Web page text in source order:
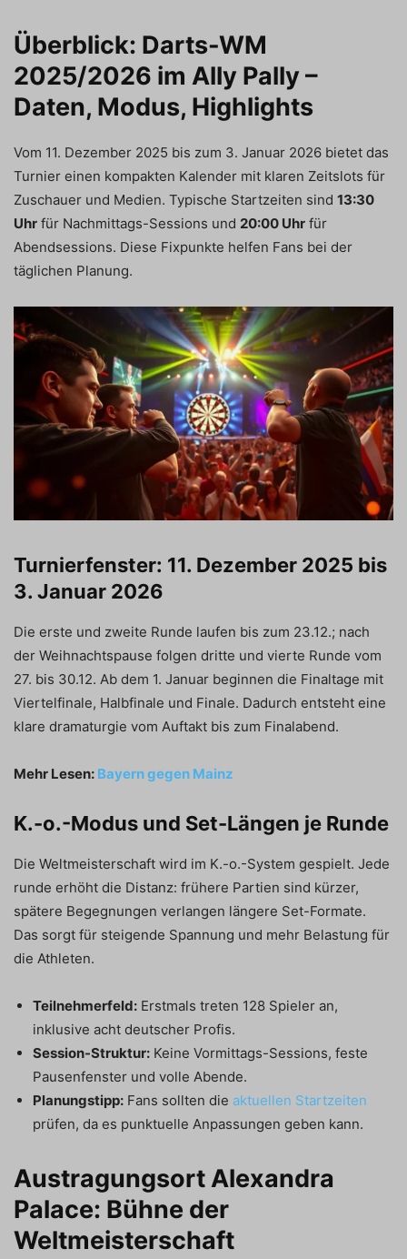
Überblick: Darts-WM
2025/2026 im Ally Pally –
Daten, Modus, Highlights
Vom 11. Dezember 2025 bis zum 3. Januar 2026 bietet das
Turnier einen kompakten Kalender mit klaren Zeitslots für
Zuschauer und Medien. Typische Startzeiten sind 13:30
Uhr für Nachmittags-Sessions und 20:00 Uhr für
Abendsessions. Diese Fixpunkte helfen Fans bei der
täglichen Planung.
Turnierfenster: 11. Dezember 2025 bis
3. Januar 2026
Die erste und zweite Runde laufen bis zum 23.12.; nach
der Weihnachtspause folgen dritte und vierte Runde vom
27. bis 30.12. Ab dem 1. Januar beginnen die Finaltage mit
Viertelfinale, Halbfinale und Finale. Dadurch entsteht eine
klare dramaturgie vom Auftakt bis zum Finalabend.
Mehr Lesen: Bayern gegen Mainz
K.-o.-Modus und Set-Längen je Runde
Die Weltmeisterschaft wird im K.-o.-System gespielt. Jede
runde erhöht die Distanz: frühere Partien sind kürzer,
spätere Begegnungen verlangen längere Set-Formate.
Das sorgt für steigende Spannung und mehr Belastung für
die Athleten.
Teilnehmerfeld: Erstmals treten 128 Spieler an,
inklusive acht deutscher Profis.
Session-Struktur: Keine Vormittags-Sessions, feste
Pausenfenster und volle Abende.
Planungstipp: Fans sollten die aktuellen Startzeiten
prüfen, da es punktuelle Anpassungen geben kann.
Austragungsort Alexandra
Palace: Bühne der
Weltmeisterschaft